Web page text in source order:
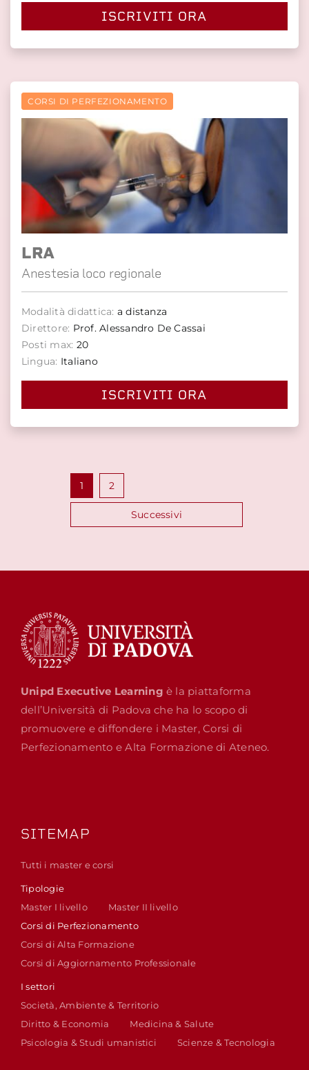
ISCRIVITI ORA
CORSI DI PERFEZIONAMENTO
LRA
Anestesia loco regionale
Modalità didattica: a distanza
Direttore: Prof. Alessandro De Cassai
Posti max: 20
Lingua: Italiano
ISCRIVITI ORA
Paginazione
articoli
1 2
Successivi
Unipd Executive Learning è la piattaforma
dell’Università di Padova che ha lo scopo di
promuovere e diffondere i Master, Corsi di
Perfezionamento e Alta Formazione di Ateneo.
SITEMAP
Tutti i master e corsi
Tipologie
Master I livello
Master II livello
Corsi di Perfezionamento
Corsi di Alta Formazione
Corsi di Aggiornamento Professionale
I settori
Società, Ambiente & Territorio
Diritto & Economia
Medicina & Salute
Psicologia & Studi umanistici
Scienze & Tecnologia